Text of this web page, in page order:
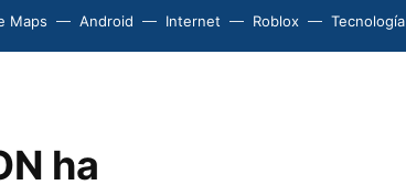
Maps Android Internet Roblox Tecnología
ha